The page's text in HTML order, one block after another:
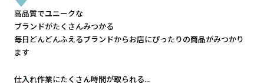
高品質でユニークな
ブランドがたくさんみつかる
毎日どんどんふえるブランドからお店にぴったりの商品がみつかり
ます
仕入れ作業にたくさん時間が取られる...